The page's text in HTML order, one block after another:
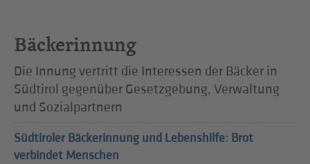
Bäckerinnung
Die Innung vertritt die Interessen der Bäcker in
Südtirol gegenüber Gesetzgebung, Verwaltung
und Sozialpartnern
Südtiroler Bäckerinnung und Lebenshilfe: Brot
verbindet Menschen